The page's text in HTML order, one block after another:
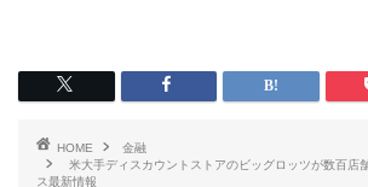
HOME
金融
米大手ディスカウントストアのビッグロッツが数百店
ス最新情報